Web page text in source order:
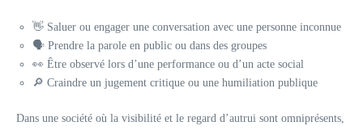
👋 Saluer ou engager une conversation avec une personne inconnue
🗣️ Prendre la parole en public ou dans des groupes
👀 Être observé lors d’une performance ou d’un acte social
🔎 Craindre un jugement critique ou une humiliation publique
Dans une société où la visibilité et le regard d’autrui sont omniprésents,